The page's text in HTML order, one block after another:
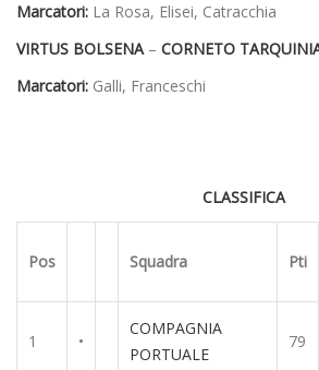
Marcatori: La Rosa, Elisei, Catracchia
VIRTUS BOLSENA – CORNETO
Marcatori: Galli, Franceschi
CLASSIFICA
Pos Squadra Pti
1 •
COMPAGNIA
PORTUALE
79